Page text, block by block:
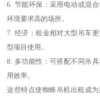
6. 节能环保：采用电动或混
环境要求高的场所。
7. 经济：租金相对大型吊车
型项目使用。
8. 多功能性：可搭配不同吊
用效率。
这些特点使蜘蛛吊机出租成